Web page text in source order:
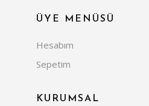
ÜYE MENÜSÜ
Hesabım
Sepetim
KURUMSAL